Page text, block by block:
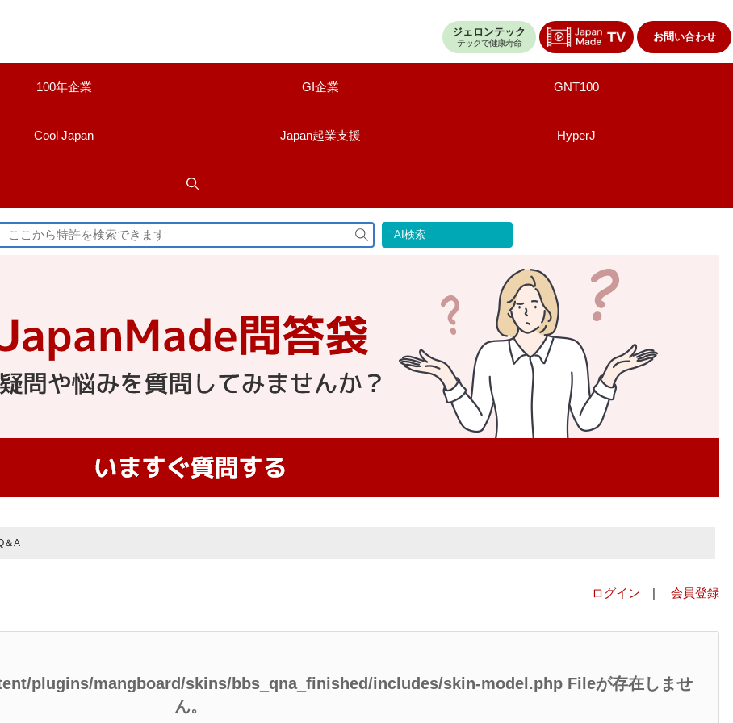
ジェロンテック
テックで健康寿命 お問い合わせ
100年企業 GI企業 GNT100
Cool Japan Japan起業支援 HyperJ
検
索
AI検索
＆A
ログイン | 会員登録
plugins/mangboard/skins/bbs_qna_finished/includes/skin-model.php Fileが存在しませ
ん。